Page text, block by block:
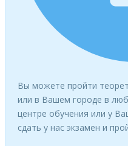
Вы можете пройти
или в Вашем городе в
центре обучения или у
сдать у нас экзамен и